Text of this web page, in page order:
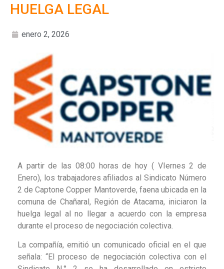
HUELGA LEGAL
enero 2, 2026
A partir de las 08:00 horas de hoy ( VIernes 2 de
Enero), los trabajadores afiliados al Sindicato Número
2 de Captone Copper Mantoverde, faena ubicada en la
comuna de Chañaral, Región de Atacama, iniciaron la
huelga legal al no llegar a acuerdo con la empresa
durante el proceso de negociación colectiva.
La compañía, emitió un comunicado oficial en el que
señala: “El proceso de negociación colectiva con el